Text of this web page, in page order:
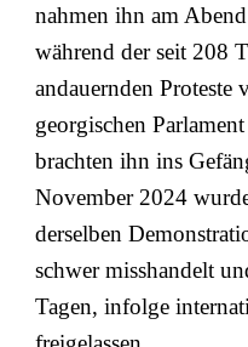
nahmen ihn am
während der seit 208
andauernden Proteste
georgischen
brachten ihn ins
November 2024
derselben
schwer misshandelt
Tagen, infolge